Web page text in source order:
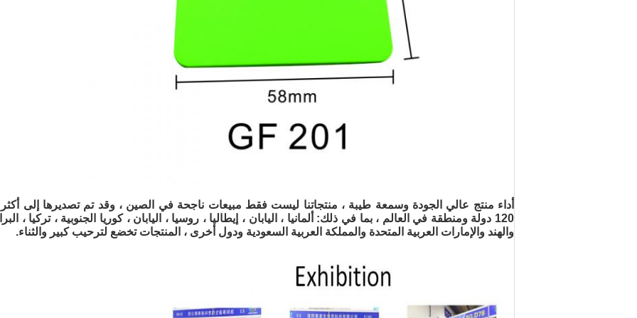
أداء منتج عالي الجودة وسمعة طيبة ، منتجاتنا ليست فقط مبيعات ناجحة في الصين ، وقد تم تصديرها إلى
120 دولة ومنطقة في العالم ، بما في ذلك: ألمانيا ، اليابان ، إيطاليا ، روسيا ، اليابان ، كوريا الجنوبية ، تركيا ،
والهند والإمارات العربية المتحدة والمملكة العربية السعودية ودول أخرى ، المنتجات تخضع لترحيب كبير والثناء.